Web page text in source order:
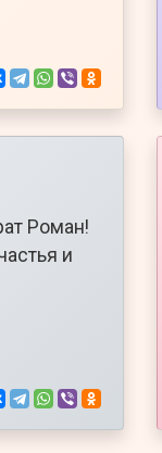
Роман!
и